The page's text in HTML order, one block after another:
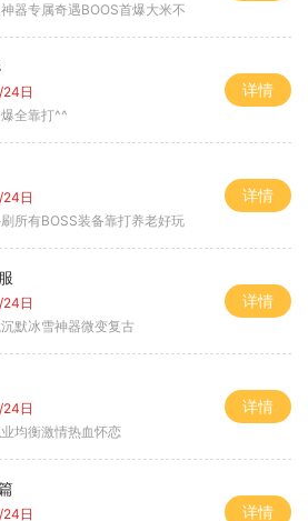
器专属奇遇BOOS首爆大米不
24日
全靠打^^
详情
24日
所有BOSS装备靠打养老好玩
详情
24日
默冰雪神器微变复古
详情
24日
均衡激情热血怀恋
详情
24日
详情